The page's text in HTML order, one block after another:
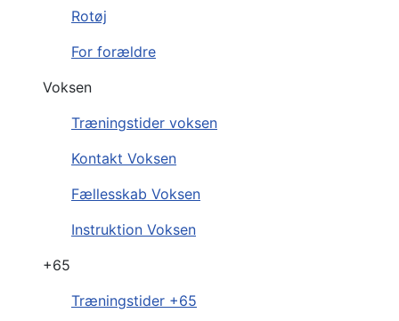
Rotøj
For forældre
Voksen
Træningstider voksen
Kontakt Voksen
Fællesskab Voksen
Instruktion Voksen
+65
Træningstider +65